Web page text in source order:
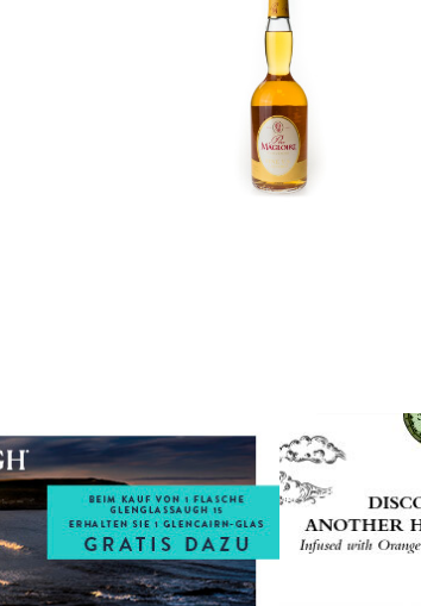
In den Korb